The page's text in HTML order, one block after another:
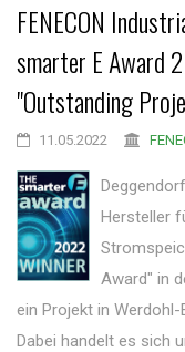
FENECON
smarter E Award
"Outstanding
11.05.2022
Hersteller
Award" in
ein Projekt in
Dabei handelt es sich